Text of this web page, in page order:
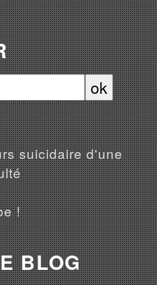
suicidaire d'une
!
BLOG